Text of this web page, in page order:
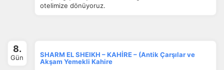
otelimize dönüyoruz.
8.
Gün
SHARM EL SHEIKH – KAHİRE – (Antik Çarşılar ve
Akşam Yemekli Kahire